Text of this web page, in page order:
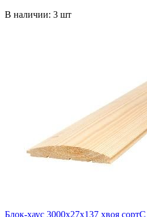
В наличии: 3 шт
Блок-хаус 3000х27х137 хвоя